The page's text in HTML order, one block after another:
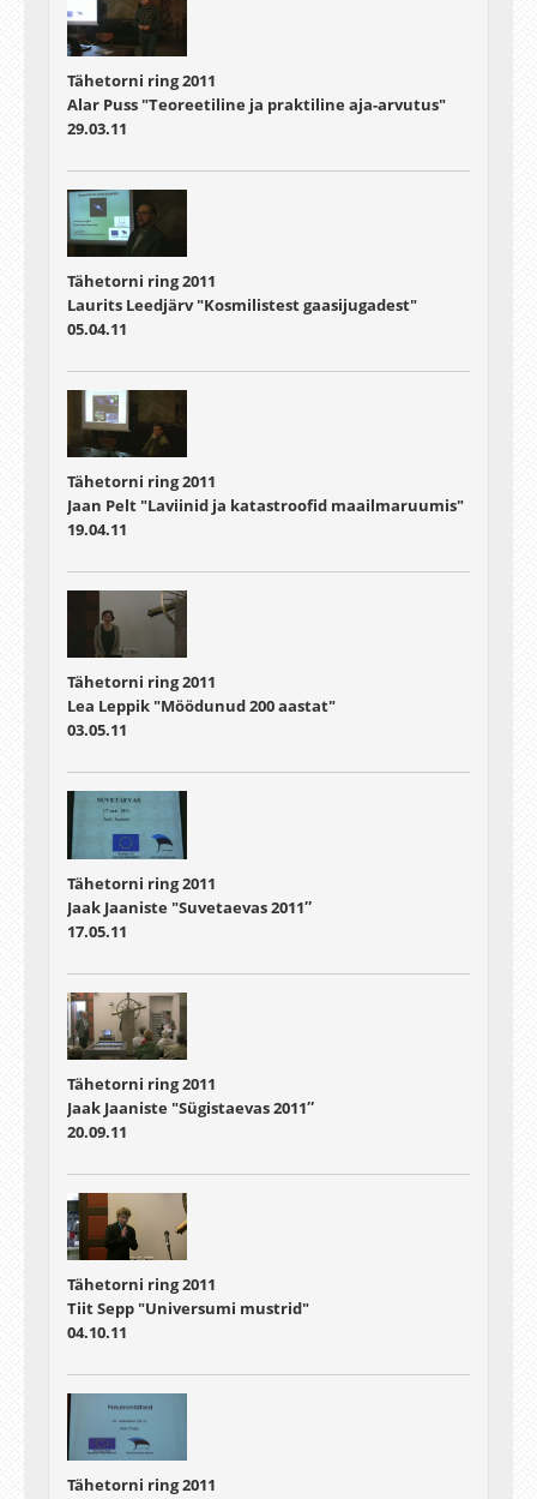
Tähetorni ring 2011
Alar Puss "Teoreetiline ja praktiline aja-arvutus"
29.03.11
Tähetorni ring 2011
Laurits Leedjärv "Kosmilistest gaasijugadest"
05.04.11
Tähetorni ring 2011
Jaan Pelt "Laviinid ja katastroofid maailmaruumis"
19.04.11
Tähetorni ring 2011
Lea Leppik "Möödunud 200 aastat"
03.05.11
Tähetorni ring 2011
Jaak Jaaniste "Suvetaevas 2011″
17.05.11
Tähetorni ring 2011
Jaak Jaaniste "Sügistaevas 2011″
20.09.11
Tähetorni ring 2011
Tiit Sepp "Universumi mustrid"
04.10.11
Tähetorni ring 2011